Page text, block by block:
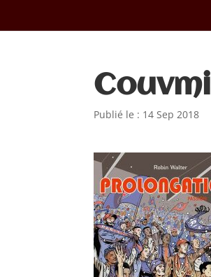
Publié le : 14 Sep 2018